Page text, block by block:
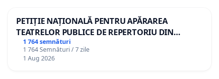
PETIȚIE NAȚIONALĂ PENTRU APĂRAREA
TEATRELOR PUBLICE DE REPERTORIU DIN
ROMÂNIA
1 764 semnături
1 764 Semnături / 7 zile
1 Aug 2026